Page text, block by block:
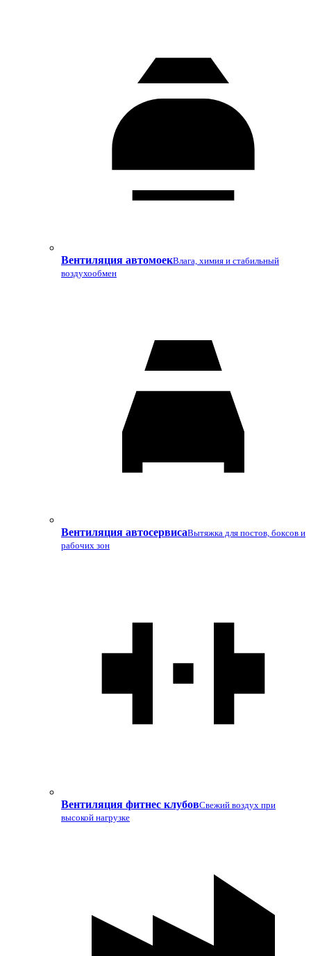
Вентиляция автомоекВлага, химия и стабильный
воздухообмен
Вентиляция автосервисаВытяжка для постов, боксов и
рабочих зон
Вентиляция фитнес клубовСвежий воздух при
высокой нагрузке